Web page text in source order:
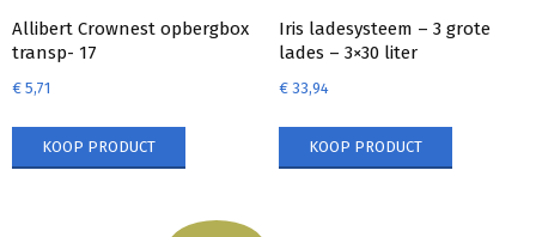
Allibert Crownest opbergbox
transp- 17
€ 5,71
KOOP PRODUCT
Iris ladesysteem – 3 grote
lades – 3×30 liter
€33,94
KOOP PRODUCT